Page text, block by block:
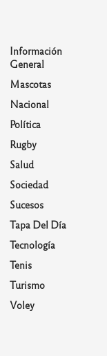
Información
General
Mascotas
Nacional
Política
Rugby
Salud
Sociedad
Sucesos
Tapa Del Día
Tecnología
Tenis
Turismo
Voley